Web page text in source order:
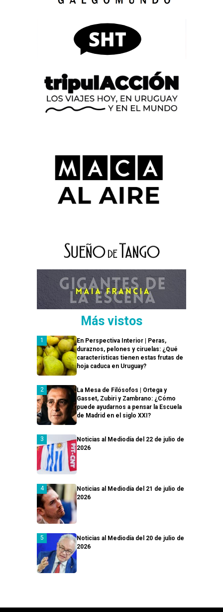
Más vistos
En Perspectiva Interior | Peras,
duraznos, pelones y ciruelas: ¿Qué
características tienen estas frutas de
hoja caduca en Uruguay?
La Mesa de Filósofos | Ortega y
Gasset, Zubiri y Zambrano: ¿Cómo
puede ayudarnos a pensar la Escuela
de Madrid en el siglo XXI?
Noticias al Mediodía del 22 de julio de
2026
Noticias al Mediodía del 21 de julio de
2026
Noticias al Mediodía del 20 de julio de
2026